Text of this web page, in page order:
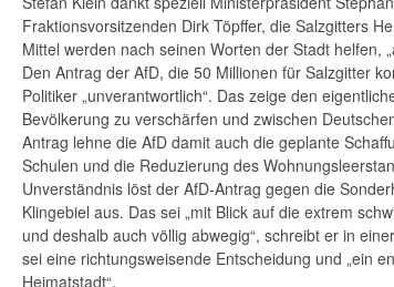
Fraktionsvorsitzenden Dirk Töpffer, die Salzgitters
Mittel werden nach seinen Worten der Stadt helfen,
Den Antrag der AfD, die 50 Millionen für Salzgitter
Politiker „unverantwortlich“. Das zeige den
Bevölkerung zu verschärfen und zwischen
Antrag lehne die AfD damit auch die geplante
Schulen und die Reduzierung des
Unverständnis löst der AfD-Antrag gegen die
Klingebiel aus. Das sei „mit Blick auf die extrem
und deshalb auch völlig abwegig“, schreibt er in
sei eine richtungsweisende Entscheidung und „ein
Heimatstadt“.